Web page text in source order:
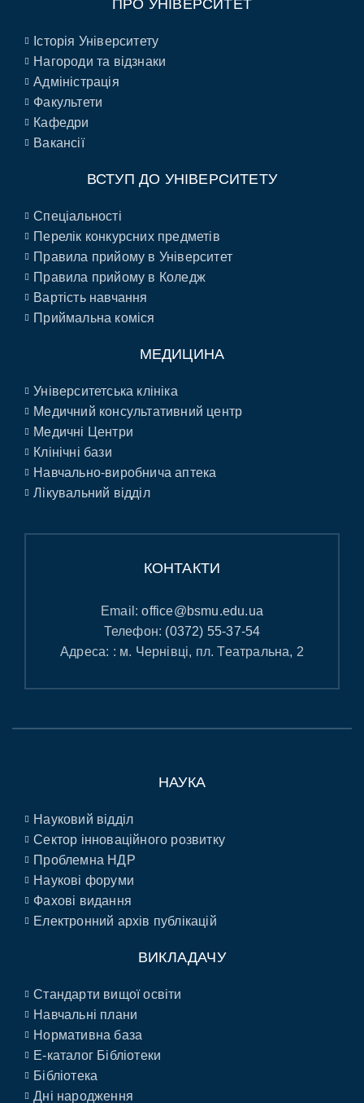
ПРО УНІВЕРСИТЕТ
Історія Університету
Нагороди та відзнаки
Адміністрація
Факультети
Кафедри
Вакансії
ВСТУП ДО УНІВЕРСИТЕТУ
Спеціальності
Перелік конкурсних предметів
Правила прийому в Університет
Правила прийому в Коледж
Вартість навчання
Приймальна коміся
МЕДИЦИНА
Університетська клініка
Медичний консультативний центр
Медичні Центри
Клінічні бази
Навчально-виробнича аптека
Лікувальний відділ
КОНТАКТИ
Email:office@bsmu.edu.ua
Телефон: (0372) 55-37-54
Адреса: : м. Чернівці, пл. Театральна, 2
НАУКА
Науковий відділ
Сектор інноваційного розвитку
Проблемна НДР
Наукові форуми
Фахові видання
Електронний архів публікацій
ВИКЛАДАЧУ
Стандарти вищої освіти
Навчальні плани
Нормативна база
E-каталог Бібліотеки
Бібліотека
Дні народження